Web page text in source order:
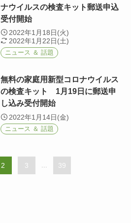
ナウイルスの検査キット郵送申込
受付開始
2022年1月18日(火)
2022年1月22日(土)
ニュース ＆ 話題
無料の家庭用新型コロナウイルス
の検査キット 1月19日に郵送申
し込み受付開始
2022年1月14日(金)
ニュース ＆ 話題
2 3 39